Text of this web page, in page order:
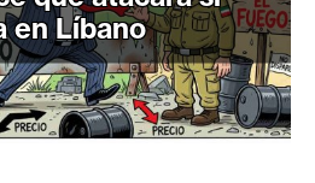
en Líbano